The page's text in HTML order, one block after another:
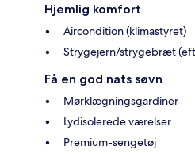
Hjemlig komfort
Aircondition (klimastyret)
Strygejern/strygebræt
Få en god nats søvn
Mørklægningsgardiner
Lydisolerede værelser
Premium-sengetøj